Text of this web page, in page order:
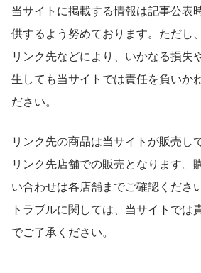
当サイトに掲載する情報は記事公表
供するよう努めております。ただし
リンク先などにより、いかなる損失
生しても当サイトでは責任を負いか
ださい。
リンク先の商品は当サイトが販売し
リンク先店舗での販売となります。
い合わせは各店舗までご確認くださ
トラブルに関しては、当サイトでは
でご了承ください。